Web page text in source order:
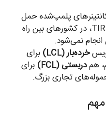
پلمپ‌شده حمل
می‌شود و طبق قوانین TIR، در کشورهای بین راه
انجام نمی‌شود.
خرده‌بار (LCL)
برای
همدربستی (FCL)
برای
تجاری بزرگ.